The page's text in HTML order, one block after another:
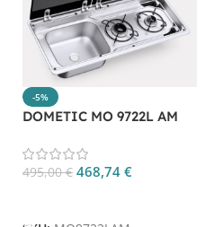
-5%
DOMETIC MO 9722L AM
495,00€ 468,74 €